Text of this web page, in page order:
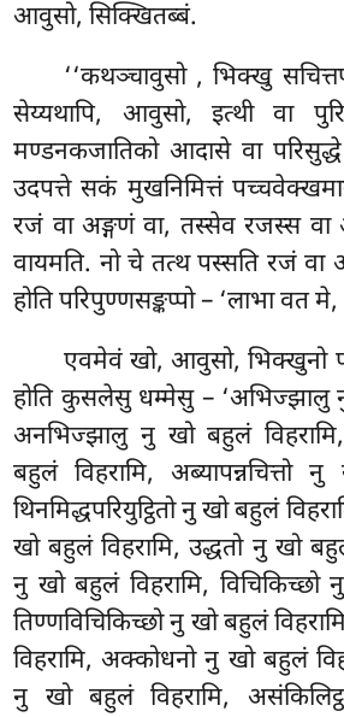
आवुसो, सिक्खितब्बं.
‘‘कथञ्चावुसो , भिक्खु
सेय्यथापि, आवुसो, इत्थी वा
मण्डनकजातिको आदासे वा
उदपत्ते सकं मुखनिमित्तं
रजं वा अङ्गणं वा, तस्सेव रजस्स वा
वायमति. नो चे तत्थ पस्सति रजंवा
होति परिपुण्णसङ्कप्पो – ‘लाभा वत
एवमेवं खो, आवुसो, भिक्खुनो
होति कुसलेसु धम्मेसु – ‘अभिज्झालु
अनभिज्झालु नु खो बहुलं विहरामि,
बहुलं विहरामि, अब्यापन्नचित्तो
थिनमिद्धपरियुट्ठितो नु खो बहुलं
खो बहुलं विहरामि, उद्धतो नु खो
नु खो बहुलं विहरामि, विचिकिच्छो
तिण्णविचिकिच्छो नु खो बहुलं
विहरामि, अक्कोधनो नु खो बहुलं
नु खो बहुलं विहरामि,